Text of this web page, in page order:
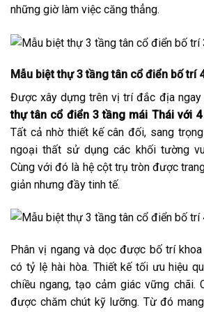
những giờ làm việc căng thẳng.
Mẫu biệt thự 3 tầng tân cổ điển bố trí
Được xây dựng trên vị trí đắc địa
thự tân cổ điển 3 tầng mái Thái với
Tất cả nhờ thiết kế cân đối, sang
ngoại thất sử dụng các khối tường
Cùng với đó là hệ cột trụ tròn được
giản nhưng đầy tinh tế.
Phân vị ngang và dọc được bố trí
có tỷ lệ hài hòa. Thiết kế tối ưu hiệu
chiều ngang, tạo cảm giác vững chãi.
được chăm chút kỹ lưỡng. Từ đó